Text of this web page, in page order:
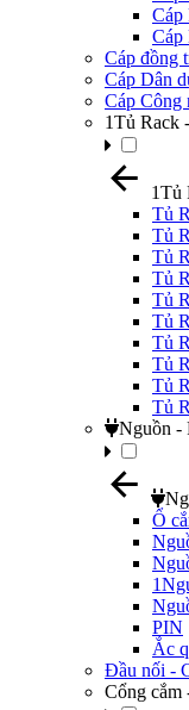
Cáp
Cáp
Cáp đồng
Cáp Dân
Cáp Công
1Tủ Rack
1Tủ
Tủ
Tủ
Tủ
Tủ
Tủ
Tủ
Tủ
Tủ
Tủ
Tủ
Nguồn -
Ổ
PIN
Ắc
Đầu nối -
Cổng cắm